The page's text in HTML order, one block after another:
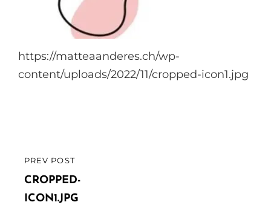
https://matteaanderes.ch/wp-
content/uploads/2022/11/cropped-icon1.jpg
Beitragsnavigation
PREVIOUS
POST
PREV POST
CROPPED-
ICON1.JPG